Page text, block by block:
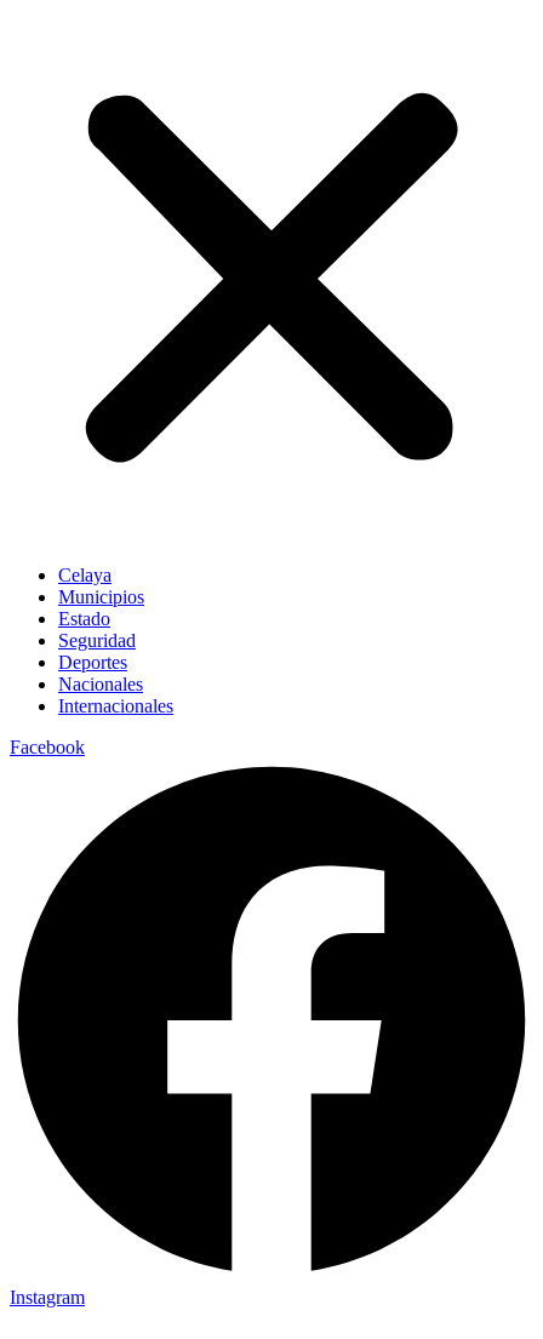
Celaya
Municipios
Estado
Seguridad
Deportes
Nacionales
Internacionales
Facebook
Instagram